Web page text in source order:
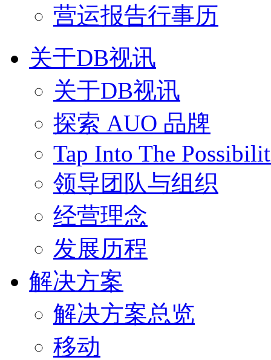
营运报告行事历
关于DB视讯
关于DB视讯
探索 AUO 品牌
Tap Into The
领导团队与组织
经营理念
发展历程
解决方案
解决方案总览
移动